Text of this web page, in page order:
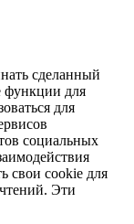
сделанный
функции для
для
социальных
свои cookie для
Эти